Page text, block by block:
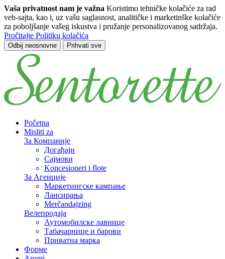
Vaša privatnost nam je važna Koristimo tehničke kolačiće za rad
veb-sajta, kao i, uz vašu saglasnost, analitičke i marketinške kolačiće
za poboljšanje vašeg iskustva i pružanje personalizovanog sadržaja.
Pročitajte Politiku kolačića
Odbij neosnovne Prihvati sve
Пређи на главни садржај
Početna
Misliti za
За Компаније
Догађаји
Сајмови
Koncesioneri i flote
За Агенције
Маркетингске кампање
Лансирања
Merčandajzing
Велепродаја
Аутомобилске лавнице
Табачарнице и барови
Приватна марка
Форме